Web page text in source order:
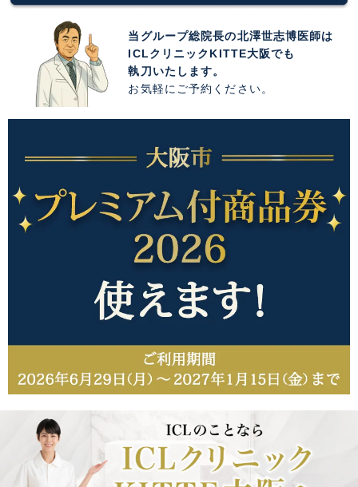
当グループ総院長の北澤世志博医師は
ICLクリニックKITTE大阪でも
執刀いたします。
お気軽にご予約ください。